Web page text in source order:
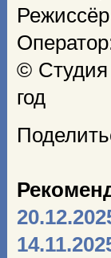
© Студия
год